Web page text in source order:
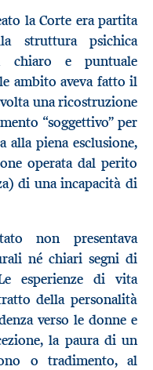
la Corte era partita
struttura psichica
chiaro e puntuale
ambito aveva fatto il
una ricostruzione
“soggettivo” per
alla piena esclusione,
operata dal perito
di una incapacità di
non presentava
né chiari segni di
esperienze di vita
della personalità
verso le donne e
la paura di un
o tradimento, al